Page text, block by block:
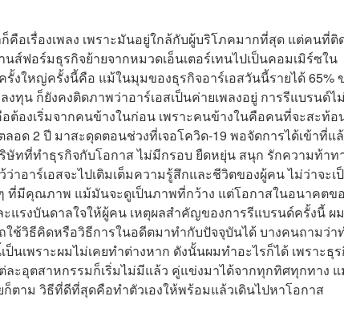
อเรื่องเพลง เพราะมันอยู่ใกล้กับผู้บริโภคมากที่สุด แต่คนที่ติ
ส์ฟอร์มธุรกิจย้ายจากหมวดเอ็นเตอร์เทนไปเป็นคอมเมิร์ซใน
งใหญ่ครั้งนี้คือ แม้ในมุมของธุรกิจอาร์เอสวันนี้รายได้ 65%
ทุน ก็ยังคงติดภาพว่าอาร์เอสเป็นค่ายเพลงอยู่ การรีแบรนด์ไ
องเริ่มจากคนข้างในก่อน เพราะคนข้างในคือคนที่จะสะท้อ
ลอด 2 ปี มาสะดุดตอนช่วงที่เจอโควิด-19 พอจัดการได้เข้าที่แ
ษัทที่ทำธุรกิจกับโอกาส ไม่มีกรอบ ยืดหยุ่น สนุก รักความท้าท
าอาร์เอสจะไปเติมเต็มความรู้สึกและชีวิตของผู้คน ไม่ว่าจะเ
ที่มีคุณภาพ แม้มันจะดูเป็นภาพที่กว้าง แต่โอกาสในอนาคตข
ะแรงบันดาลใจให้ผู้คน เหตุผลสำคัญของการรีแบรนด์ครั้งนี้ ผ
ใช้วิธีคิดหรือวิธีการในอดีตมาทำกับปัจจุบันได้ บางคนถามว่า
เพราะผมไม่เคยทำต่างหาก ดังนั้นผมทำอะไรก็ได้ เพราะธุ
ละอุตสาหกรรมก็เริ่มไม่มีแล้ว คู่แข่งมาได้จากทุกทิศทุกทาง
ตาม วิธีที่ดีที่สุดคือทำตัวเองให้พร้อมแล้วเดินไปหาโอกาส